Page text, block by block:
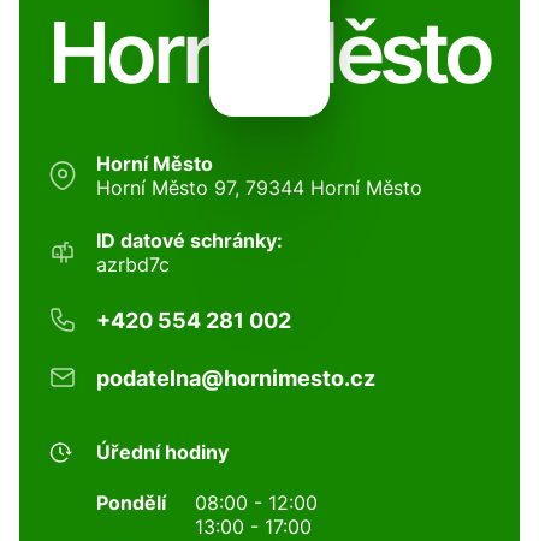
Horní Město
Horní Město
Horní Město 97, 79344 Horní Město
ID datové schránky:
azrbd7c
+420 554 281 002
podatelna@hornimesto.cz
Úřední hodiny
Pondělí
08:00 - 12:00
13:00 - 17:00